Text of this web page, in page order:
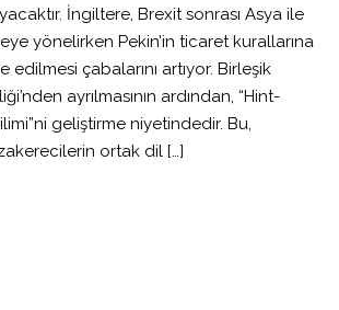
İngiltere, Brexit sonrası Asya ile
yönelirken Pekin’in ticaret kurallarına
edilmesi çabalarını artıyor. Birleşik
ayrılmasının ardından, “Hint-
geliştirme niyetindedir. Bu,
ortak dil […]